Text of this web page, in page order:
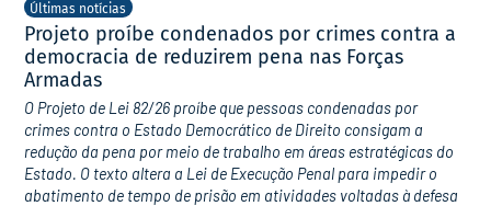
Últimas notícias
Projeto proíbe condenados por crimes contra a
democracia de reduzirem pena nas Forças
Armadas
O Projeto de Lei 82/26 proíbe que pessoas condenadas por
crimes contra o Estado Democrático de Direito consigam a
redução da pena por meio de trabalho em áreas estratégicas do
Estado. O texto altera a Lei de Execução Penal para impedir o
abatimento de tempo de prisão em atividades voltadas à defesa